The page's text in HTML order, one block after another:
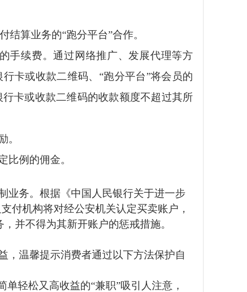
结算业务的“跑分平台”合作。
手续费。通过网络推广、发展代理等方
卡或收款二维码、“跑分平台”将会员的
卡或收款二维码的收款额度不超过其所
。
比例的佣金。
业务。 根据《中国人民银行关于进一步
付机构将对经公安机关认定买卖账户，
并不得为其新开账户的惩戒措施。
，温馨提示消费者通过以下方法保护自
单轻松又高收益的“兼职”吸引人注意，